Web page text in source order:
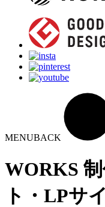
MENUBACK
WORKS
ト・LPサ